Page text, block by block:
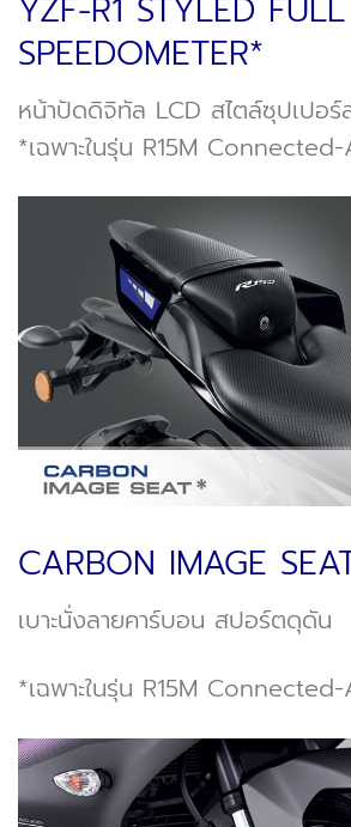
YZF-R1 STYLED
SPEEDOMETER*
หน้าปัดดิจิทัล LCD สไตล์ซุปเปอ
*เฉพาะในรุ่น R15M Connected-
CARBON IMAGE
เบาะนั่งลายคาร์บอน สปอร์ตดุดัน
*เฉพาะในรุ่น R15M Connected-